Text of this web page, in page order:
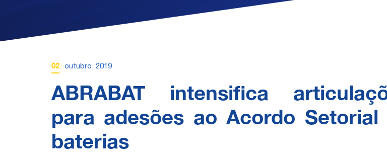
02 outubro, 2019
ABRABAT intensifica
para adesões ao Acordo Setorial
baterias